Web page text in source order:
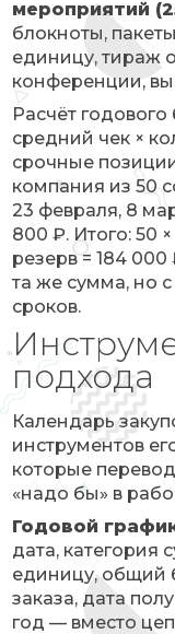
мероприятий
блокноты,
единицу, тираж
конференции,
Расчёт
средний чек ×
срочные
компания из 50
23 февраля, 8
800 ₽. Итого: 50
резерв = 184
та же сумма, но
сроков.
подхода
Календарь
инструментов
которые
«надо бы» в
Годовой
дата, категория
единицу, общий
заказа, дата
год — вместо